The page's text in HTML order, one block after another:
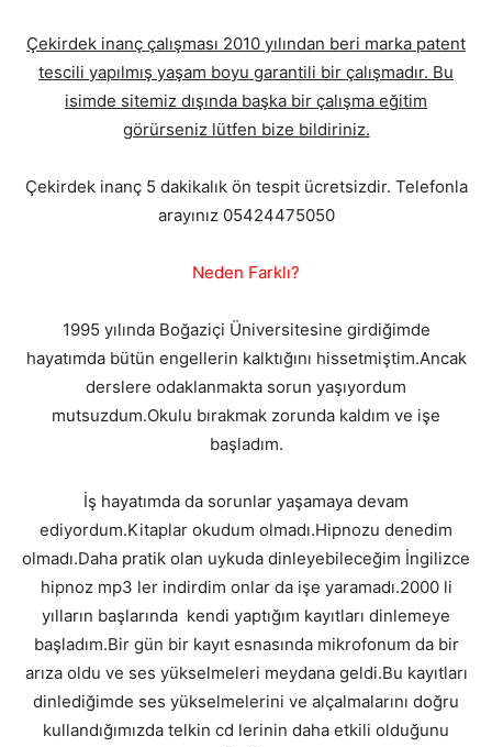
Çekirdek inanç çalışması 2010 yılından beri marka patent
tescili yapılmış yaşam boyu garantili bir çalışmadır. Bu
isimde sitemiz dışında başka bir çalışma eğitim
görürseniz lütfen bize bildiriniz.
Çekirdek inanç 5 dakikalık ön tespit ücretsizdir. Telefonla
arayınız 05424475050
Neden Farklı?
1995 yılında Boğaziçi Üniversitesine girdiğimde
hayatımda bütün engellerin kalktığını hissetmiştim.Ancak
derslere odaklanmakta sorun yaşıyordum
mutsuzdum.Okulu bırakmak zorunda kaldım ve işe
başladım.
İş hayatımda da sorunlar yaşamaya devam
ediyordum.Kitaplar okudum olmadı.Hipnozu denedim
olmadı.Daha pratik olan uykuda dinleyebileceğim İngilizce
hipnoz mp3 ler indirdim onlar da işe yaramadı.2000 li
yılların başlarında kendi yaptığım kayıtları dinlemeye
başladım.Bir gün bir kayıt esnasında mikrofonum da bir
arıza oldu ve ses yükselmeleri meydana geldi.Bu kayıtları
dinlediğimde ses yükselmelerini ve alçalmalarını doğru
kullandığımızda telkin cd lerinin daha etkili olduğunu